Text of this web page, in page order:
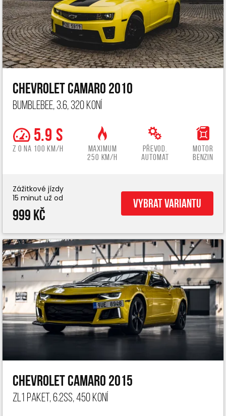
Chevrolet Camaro 2010
Bumblebee, 3.6, 320 koní
5.9 s
z 0 na 100 km/h
Maximum
250 km/h
Převod.
automat
Motor
benzin
Zážitkové jízdy
15 minut už od
999 Kč
Vybrat variantu
Chevrolet Camaro 2015
ZL1 paket, 6.2ss, 450 koní